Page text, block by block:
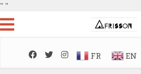
" "
FR EN